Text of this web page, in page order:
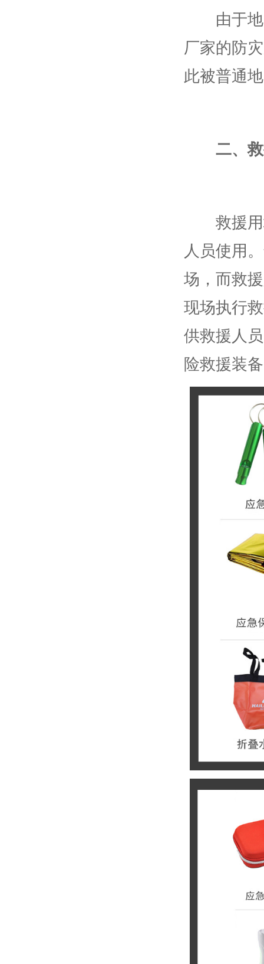
由于地
厂家的防
此被普通
二、
救援用
人员使用
场，而救
现场执行
供救援人
险救援装